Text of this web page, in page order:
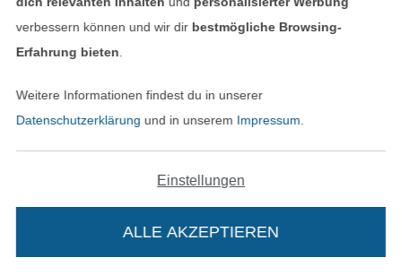
Schreibe uns per E-Mail
verbessern können und wir dir bestmögliche Browsing-
Erfahrung bieten
Weitere Informationen findest du in unserer
Datenschutzerklärung und in unserem Impressum
Einstellungen
ALLE AKZEPTIEREN